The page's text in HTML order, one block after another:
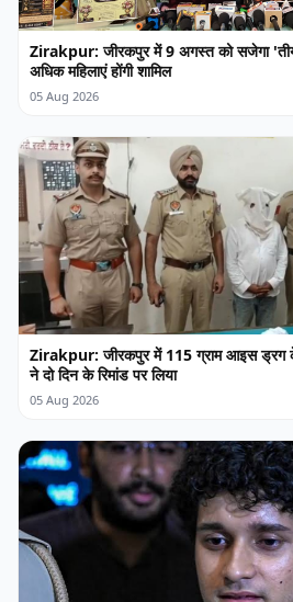
Zirakpur: जीरकपुर में 9 अगस्त को सजेगा
अधिक महिलाएं होंगी शामिल
05 Aug 2026
Zirakpur: जीरकपुर में 115 ग्राम आइस ड्रग
ने दो दिन के रिमांड पर लिया
05 Aug 2026